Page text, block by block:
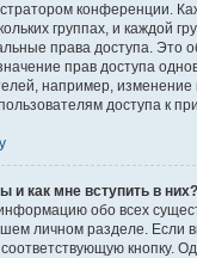
конференции.
группах, и каждой
права доступа. Это
прав доступа
например,
доступа к
и как мне вступить в них?
обо всех
личном разделе. Если
кнопку.